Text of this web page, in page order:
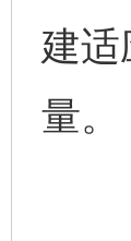
建适
量。
（